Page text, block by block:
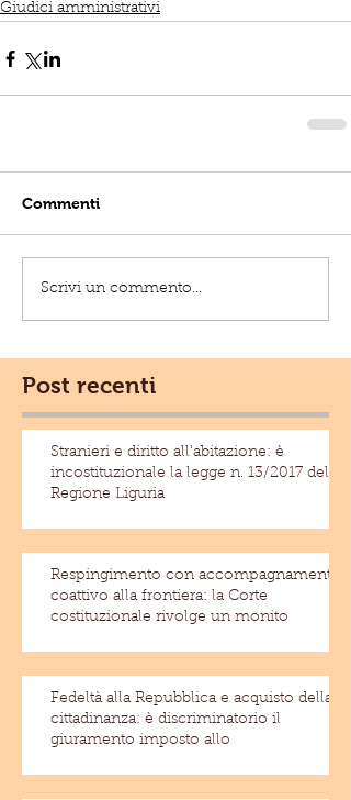
Post recenti
Giudici amministrativi
Commenti
Scrivi un commento...
Stranieri e diritto all'abitazione: è
incostituzionale la legge n. 13/2017 della
Regione Liguria
Respingimento con accompagnamento
coattivo alla frontiera: la Corte
costituzionale rivolge un monito
Fedeltà alla Repubblica e acquisto della
cittadinanza: è discriminatorio il
giuramento imposto allo